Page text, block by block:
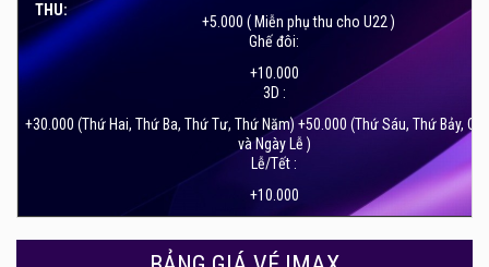
THU:
+5.000 ( Miễn phụ thu cho U22 )
Ghế đôi:
+10.000
3D :
+30.000 (Thứ Hai, Thứ Ba, Thứ Tư, Thứ Năm) +50.000 (Thứ Sáu, Thứ Bảy,
và Ngày Lễ )
Lễ/Tết :
+10.000